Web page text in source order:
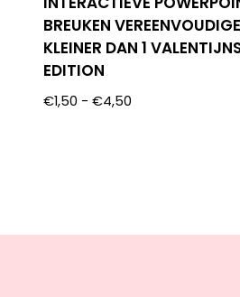
BREUKEN
KLEINER DAN 1
EDITION
€1,50 - €4,50